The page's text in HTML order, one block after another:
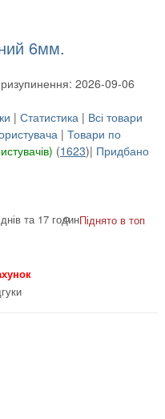
6мм.
2026-09-06
| Статистика | Всі товари
| Товари по
(1623)| Придбано
та 17 годинПіднято в топ